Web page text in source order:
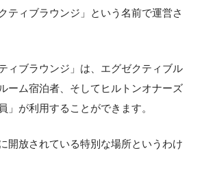
ティブラウンジ」という名前で運営さ
ィブラウンジ」は、エグゼクティブル
ーム宿泊者、そしてヒルトンオナーズ
」が利用することができます。
開放されている特別な場所というわけ